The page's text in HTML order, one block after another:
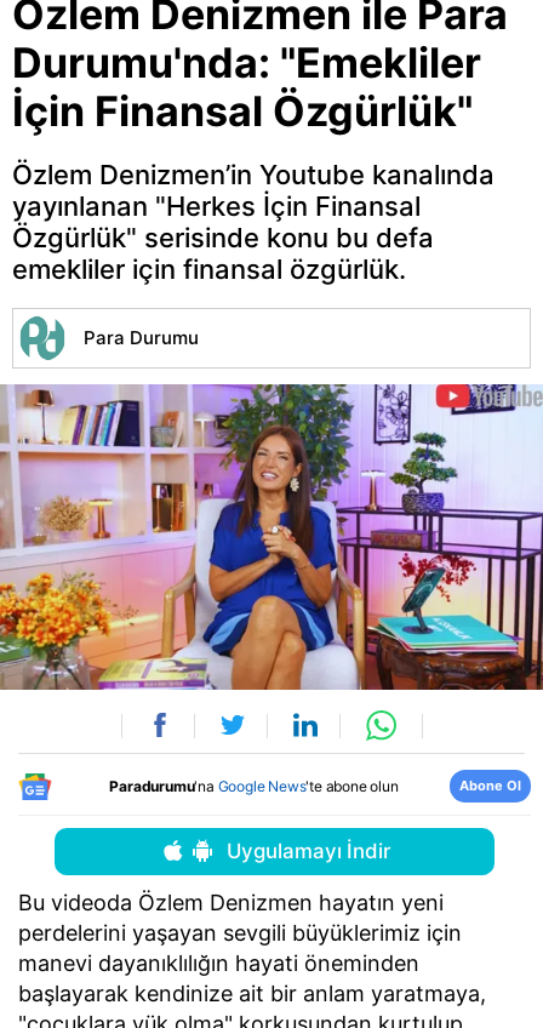
Özlem Denizmen ile Para
Durumu'nda: "Emekliler
İçin Finansal Özgürlük"
Özlem Denizmen’in Youtube kanalında
yayınlanan "Herkes İçin Finansal
Özgürlük" serisinde konu bu defa
emekliler için finansal özgürlük.
Para Durumu
Paradurumu'na Google News'te abone olun Abone Ol
Uygulamayı İndir
Bu videoda Özlem Denizmen hayatın yeni
perdelerini yaşayan sevgili büyüklerimiz için
manevi dayanıklılığın hayati öneminden
başlayarak kendinize ait bir anlam yaratmaya,